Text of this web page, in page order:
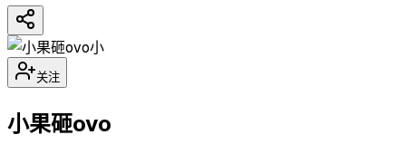
小
关注
小果砸ovo